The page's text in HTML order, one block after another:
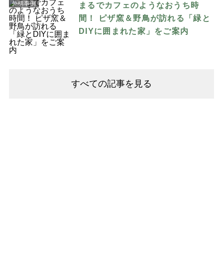
外構事例
まるでカフェのようなおうち時
間！ ピザ窯＆野鳥が訪れる「緑と
DIYに囲まれた家」をご案内
すべての記事を見る